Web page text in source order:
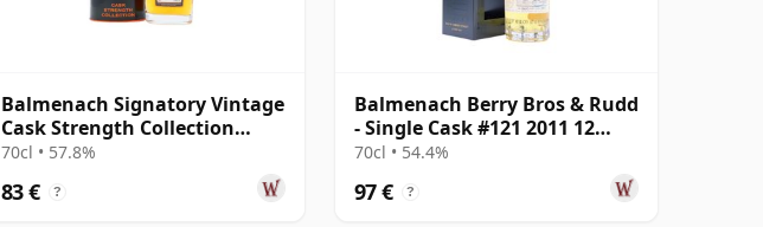
Balmenach Signatory Vintage
Cask Strength Collection
Single 2008 17 años
70cl • 57.8%
83 € ?
Balmenach Berry Bros & Rudd
- Single Cask #121 2011 12
años
70cl • 54.4%
97 € ?